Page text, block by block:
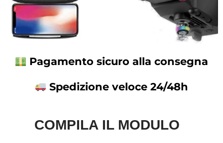
Pagamento sicuro alla consegna
Spedizione veloce 24/48h
COMPILA IL MODULO